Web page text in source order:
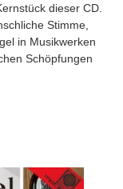
dieser CD.
Stimme,
in Musikwerken
Schöpfungen